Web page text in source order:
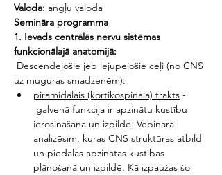
Valoda: angļu valoda
Semināra programma
1. Ievads centrālās nervu sistēmas
funkcionālajā anatomijā:
Descendējošie jeb lejupejošie ceļi (no CNS
uz muguras smadzenēm):
piramidālais (kortikospinālā) trakts -
galvenā funkcija ir apzinātu kustību
ierosināšana un izpilde. Vebinārā
analizēsim, kuras CNS struktūras atbild
un piedalās apzinātas kustības
plānošanā un izpildē. Kā izpaužas šo